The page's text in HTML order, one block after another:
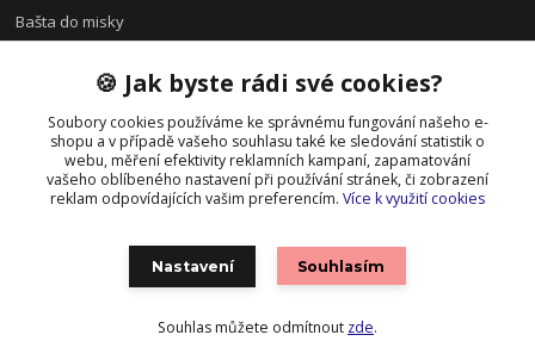
Bašta do misky
+420 608 479 610
po - pá 8:00 - 15:00
info@bastadomisky.cz
Vytvořeno na Eshop-rychle.cz
🍪 Jak byste rádi své cookies?
Soubory cookies používáme ke správnému fungování našeho e-
shopu a v případě vašeho souhlasu také ke sledování statistik o
webu, měření efektivity reklamních kampaní, zapamatování
vašeho oblíbeného nastavení při používání stránek, či zobrazení
reklam odpovídajících vašim preferencím. Více k využití cookies
Nastavení Souhlasím
Souhlas můžete odmítnout zde.